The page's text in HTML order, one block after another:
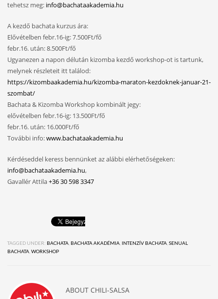
tehetsz meg: info@bachataakademia.hu
A kezdő bachata kurzus ára:
Elővételben febr.16-ig: 7.500Ft/fő
febr.16. után: 8.500Ft/fő
Ugyanezen a napon délután kizomba kezdő workshop-ot is tartunk,
melynek részleteit itt találod:
https://kizombaakademia.hu/kizomba-maraton-kezdoknek-januar-21-
szombat/
Bachata & Kizomba Workshop kombinált jegy:
elővételben febr.16-ig: 13.500Ft/fő
febr.16. után: 16.000Ft/fő
További info:www.bachataakademia.hu
Kérdéseddel keress bennünket az alábbi elérhetőségeken:
info@bachataakademia.hu,
Gavallér Attila+36 30 598 3347
TAGGED UNDER: BACHATA BACHATA AKADÉMIA INTENZÍV BACHATA SENUAL
BACHATA WORKSHOP
ABOUT CHILI-SALSA